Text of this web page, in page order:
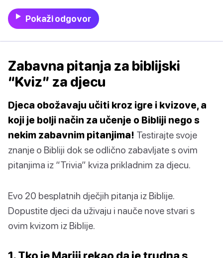
Pokaži odgovor
Zabavna pitanja za biblijski
“Kviz” za djecu
Djeca obožavaju učiti kroz igre i kvizove, a
koji je bolji način za učenje o Bibliji nego s
nekim zabavnim pitanjima! Testirajte svoje
znanje o Bibliji dok se odlično zabavljate s ovim
pitanjima iz “Trivia” kviza prikladnim za djecu.
Evo 20 besplatnih dječjih pitanja iz Biblije.
Dopustite djeci da uživaju i nauče nove stvari s
ovim kvizom iz Biblije.
1. Tko je Mariji rekao da je trudna s